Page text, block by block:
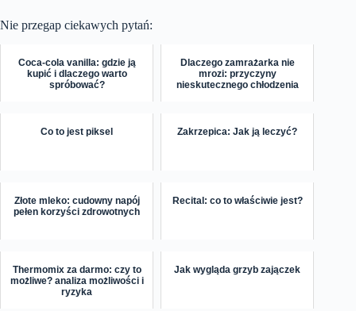
Nie przegap ciekawych pytań:
Coca-cola vanilla: gdzie ją
kupić i dlaczego warto
spróbować?
Dlaczego zamrażarka nie
mrozi: przyczyny
nieskutecznego chłodzenia
Co to jest piksel Zakrzepica: Jak ją leczyć?
Złote mleko: cudowny napój
pełen korzyści zdrowotnych
Recital: co to właściwie jest?
Thermomix za darmo: czy to
możliwe? analiza możliwości i
ryzyka
Jak wygląda grzyb zajączek